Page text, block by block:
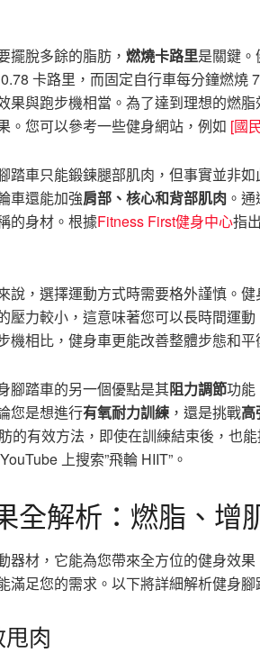
擺脫多餘的脂肪， 燃燒卡路里是關鍵
卡路里，而固定自行車每分鐘燃燒
果與跑步機相當。為了達到理想的燃
。您可以參考一些健身網站，例如 [國
踏車只能鍛鍊腿部肌肉，但事實並非
車還能加強肩部、核心和背部肌肉 。
的身材。根據Fitness First健身中心指
說，選擇運動方式時需要格外謹慎。
壓力較小，這意味著您可以長時間運
機相比，健身車更能改善整體步態和平
腳踏車的另一個優點是其阻力調節功能
您是想進行有氧耐力訓練 ，還是挑戰高
的有效方法，即使在訓練結束後，也
上搜索”飛輪 HIIT”。
全解析：燃脂、增
器材，它能為您帶來全方位的健身效
滿足您的需求。以下將詳細解析健身腳
肉